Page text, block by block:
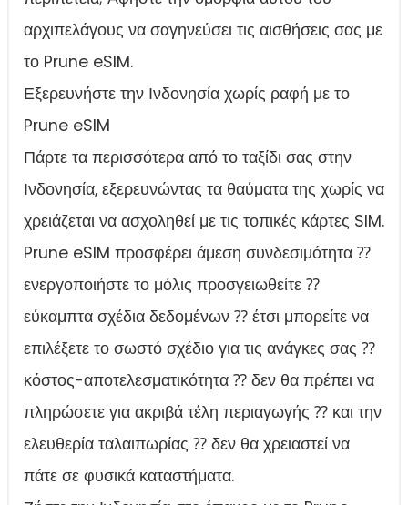
αρχιπελάγους να σαγηνεύσει τις αισθήσεις σας με
το Prune eSIM.
Εξερευνήστε την Ινδονησία χωρίς ραφή με το
Prune eSIM
Πάρτε τα περισσότερα από το ταξίδι σας στην
Ινδονησία, εξερευνώντας τα θαύματα της χωρίς να
χρειάζεται να ασχοληθεί με τις τοπικές κάρτες SIM.
Prune eSIM προσφέρει άμεση συνδεσιμότητα ⁇
ενεργοποιήστε το μόλις προσγειωθείτε ⁇
εύκαμπτα σχέδια δεδομένων ⁇ έτσι μπορείτε να
επιλέξετε το σωστό σχέδιο για τις ανάγκες σας ⁇
κόστος-αποτελεσματικότητα ⁇ δεν θα πρέπει να
πληρώσετε για ακριβά τέλη περιαγωγής ⁇ και την
ελευθερία ταλαιπωρίας ⁇ δεν θα χρειαστεί να
πάτε σε φυσικά καταστήματα.